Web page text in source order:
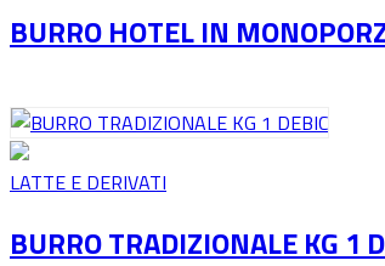
BURRO HOTEL IN
LATTE E DERIVATI
BURRO TRADIZIONALE KG 1